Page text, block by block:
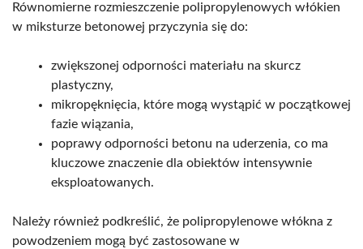
Równomierne rozmieszczenie polipropylenowych włókien
w miksturze betonowej przyczynia się do:
zwiększonej odporności materiału na skurcz
plastyczny,
mikropęknięcia, które mogą wystąpić w początkowej
fazie wiązania,
poprawy odporności betonu na uderzenia, co ma
kluczowe znaczenie dla obiektów intensywnie
eksploatowanych.
Należy również podkreślić, że polipropylenowe włókna z
powodzeniem mogą być zastosowane w